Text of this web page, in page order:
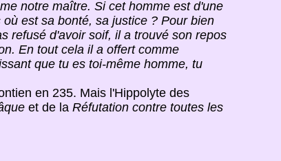
notre maître. Si cet homme est d'une
est sa bonté, sa justice ? Pour bien
refusé d'avoir soif, il a trouvé son repos
En tout cela il a offert comme
que tu es toi-même homme, tu
en 235. Mais l'Hippolyte des
et de la Réfutation contre toutes les